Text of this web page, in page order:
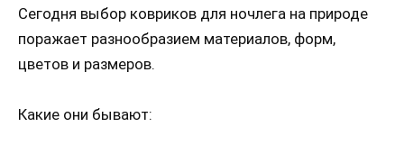
Сегодня выбор ковриков для ночлега на природе
поражает разнообразием материалов, форм,
цветов и размеров.
Какие они бывают: